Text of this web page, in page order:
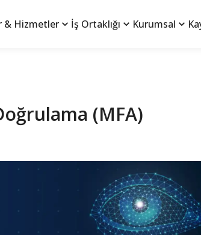
& Hizmetler İş Ortaklığı Kurumsal
(MFA)